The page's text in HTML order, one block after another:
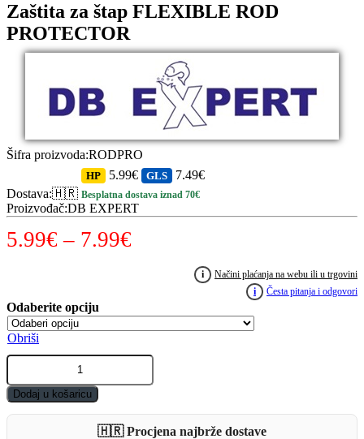
Zaštita za štap FLEXIBLE ROD
PROTECTOR
Šifra proizvoda:RODPRO
Dostava:🇭🇷
HP 5.99€ GLS 7.49€
Besplatna dostava iznad 70€
Proizvođač:DB EXPERT
5.99€ – 7.99€
5.99€
do
7.99€
i
Načini plaćanja na webu ili u trgovini
i
Česta pitanja i odgovori
Obriši
Zaštita
štap
FLEXIBLE
ROD
Dodaj u košaricu
🇭🇷 Procjena najbrže dostave